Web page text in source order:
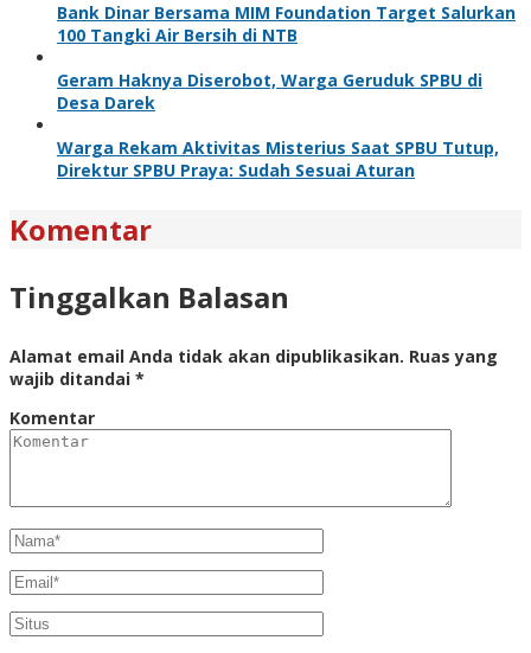
Bank Dinar Bersama MIM Foundation Target Salurkan
100 Tangki Air Bersih di NTB
Geram Haknya Diserobot, Warga Geruduk SPBU di
Desa Darek
Warga Rekam Aktivitas Misterius Saat SPBU Tutup,
Direktur SPBU Praya: Sudah Sesuai Aturan
Komentar
Tinggalkan Balasan
Alamat email Anda tidak akan dipublikasikan. Ruas yang
wajib ditandai *
Komentar